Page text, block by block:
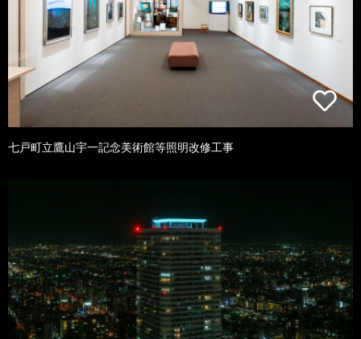
七戸町立鷹山宇一記念美術館等照明改修工事